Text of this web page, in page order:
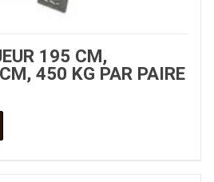
195 CM,
450 KG PAR PAIRE